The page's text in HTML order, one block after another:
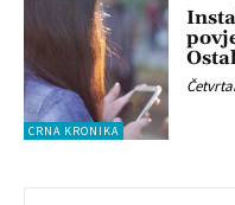
CRNA KRONIKA